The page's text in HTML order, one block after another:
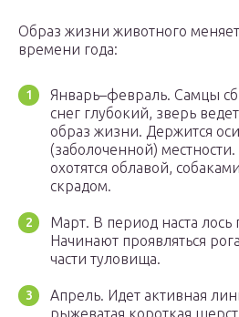
Образ жизни животного
времени года:
Январь–февраль. Самцы
снег глубокий, зверь
образ жизни. Держится
(заболоченной)
охотятся облавой,
скрадом.
Март. В период наста лось
Начинают проявляться
части туловища.
Апрель. Идет активная
рыжеватая короткая